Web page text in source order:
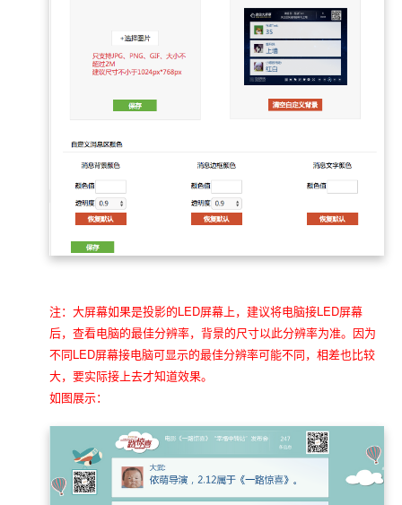
注：大屏幕如果是投影的LED屏幕上，建议将电脑接LED屏幕
后，查看电脑的最佳分辨率，背景的尺寸以此分辨率为准。因为
不同LED屏幕接电脑可显示的最佳分辨率可能不同，相差也比较
大，要实际接上去才知道效果。
如图展示：